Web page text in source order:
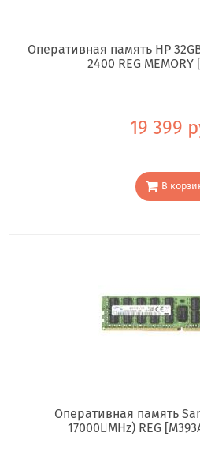
Оперативная память HP
2400 REG MEMORY
19 399
В
Оперативная память
17000񢋕MHz) REG